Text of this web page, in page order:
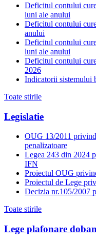
Deficitul contului
luni ale anului
Deficitul contului
anului
Deficitul contului
luni ale anului
Deficitul contului
2026
Indicatorii sistemului
Toate stirile
Legislatie
OUG 13/2011
penalizatoare
Legea 243 din 2024
IFN
Proiectul OUG
Proiectul de Lege
Decizia nr.105/2007
Toate stirile
Lege plafonare